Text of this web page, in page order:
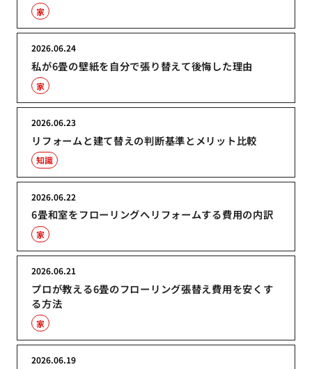
家
私が6畳の壁紙を自分で張り替えて後悔した理由
2026.06.24
家
リフォームと建て替えの判断基準とメリット比較
2026.06.23
知識
6畳和室をフローリングへリフォームする費用の内訳
2026.06.22
家
プロが教える6畳のフローリング張替え費用を安くす
る方法
2026.06.21
家
2026.06.19